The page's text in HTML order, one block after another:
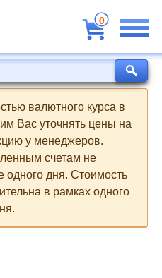
валютного курса в
Вас уточнять цены на
у менеджеров.
счетам не
одного дня. Стоимость
в рамках одного
0